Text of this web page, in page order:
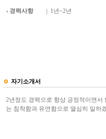
경력사항 1년~2년
자기소개서
2년정도 경력으로 항상 긍정적이면서
는 침착함과 유연함으로 열심히 일하